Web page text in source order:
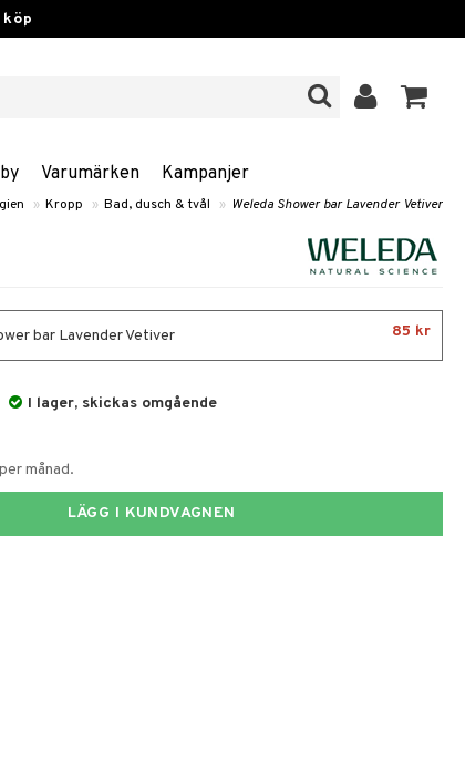
Varumärken Kampanjer
» Kropp » Bad, dusch & tvål » Weleda Shower bar Lavender Vetiver
bar Lavender Vetiver 85 kr
I lager, skickas omgående
månad.
LÄGG I KUNDVAGNEN